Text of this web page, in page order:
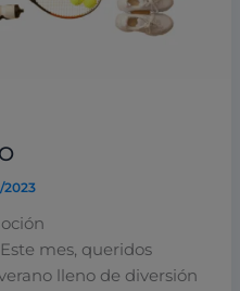
2023
mes, queridos
lleno de diversión